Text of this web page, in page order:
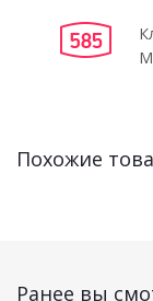
Похожие
Ранее вы